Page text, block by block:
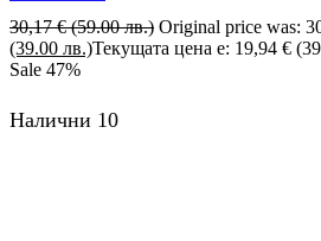
30,17€ (59.00 лв.) Original price was:
(39.00 лв.)Текущата цена е: 19,94 €
Sale 47%
Налични 10